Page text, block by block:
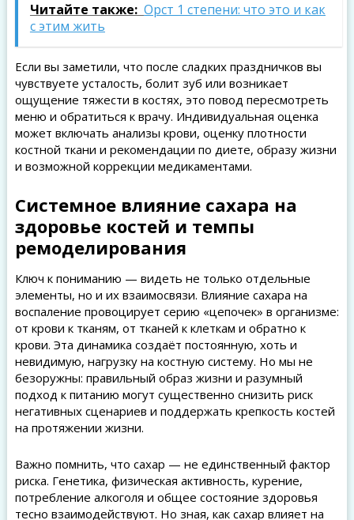
Читайте также: Орст 1 степени: что это и как
с этим жить
Если вы заметили, что после сладких праздничков вы
чувствуете усталость, болит зуб или возникает
ощущение тяжести в костях, это повод пересмотреть
меню и обратиться к врачу. Индивидуальная оценка
может включать анализы крови, оценку плотности
костной ткани и рекомендации по диете, образу жизни
и возможной коррекции медикаментами.
Системное влияние сахара на
здоровье костей и темпы
ремоделирования
Ключ к пониманию — видеть не только отдельные
элементы, но и их взаимосвязи. Влияние сахара на
воспаление провоцирует серию «цепочек» в организме:
от крови к тканям, от тканей к клеткам и обратно к
крови. Эта динамика создаёт постоянную, хоть и
невидимую, нагрузку на костную систему. Но мы не
безоружны: правильный образ жизни и разумный
подход к питанию могут существенно снизить риск
негативных сценариев и поддержать крепкость костей
на протяжении жизни.
Важно помнить, что сахар — не единственный фактор
риска. Генетика, физическая активность, курение,
потребление алкоголя и общее состояние здоровья
тесно взаимодействуют. Но зная, как сахар влияет на